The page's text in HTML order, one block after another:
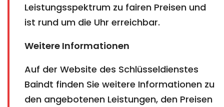
Leistungsspektrum zu fairen Preisen und
ist rund um die Uhr erreichbar.
Weitere Informationen
Auf der Website des Schlüsseldienstes
Baindt finden Sie weitere Informationen zu
den angebotenen Leistungen, den Preisen